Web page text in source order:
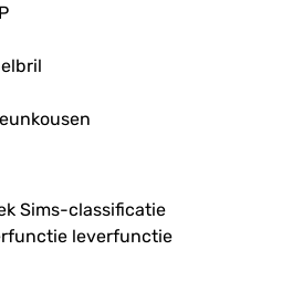
Sims-classificatie
leverfunctie